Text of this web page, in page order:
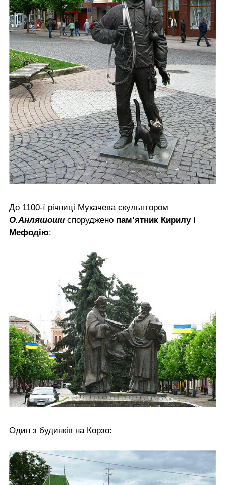
До 1100-ї річниці Мукачева скульптором
О.Анляшоши споруджено пам’ятник Кирилу і
Мефодію:
Один з будинків на Корзо: